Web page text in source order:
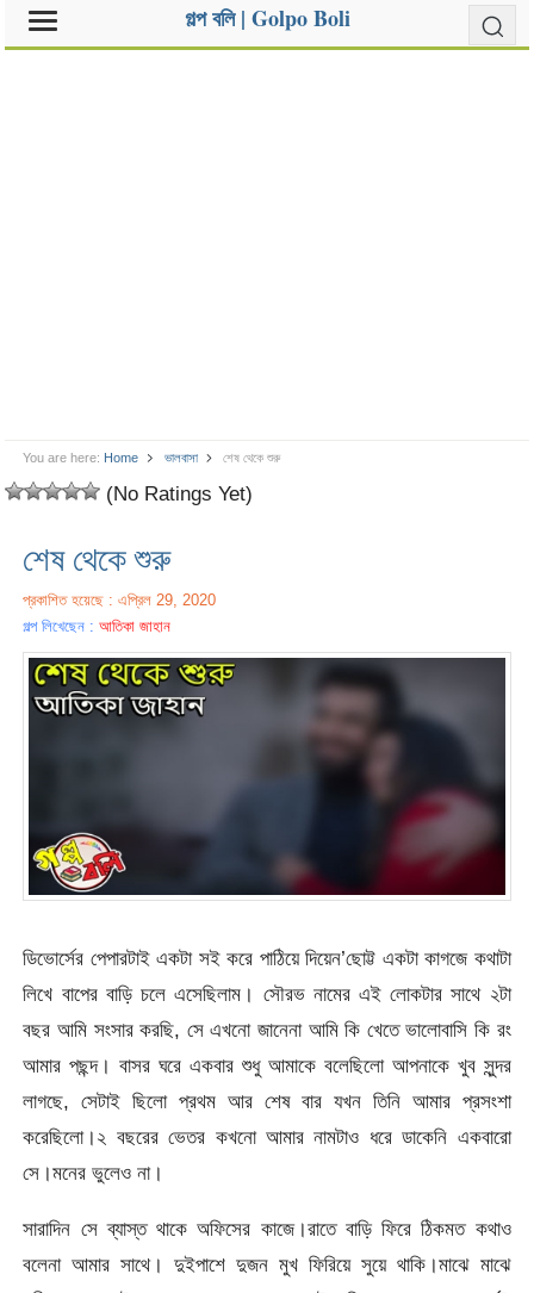
গল্প বলি | Golpo Boli
You are here: Home ভালবাসা শেষ থেকে শুরু
(No Ratings Yet)
শেষ থেকে শুরু
প্রকাশিত হয়েছে : এপ্রিল 29, 2020
গল্প লিখেছেন :আতিকা জাহান
ডিভোর্সের পেপারটাই একটা সই করে পাঠিয়ে দিয়েন’ছোট্ট একটা কাগজে কথাটা
লিখে বাপের বাড়ি চলে এসেছিলাম। সৌরভ নামের এই লোকটার সাথে ২টা
বছর আমি সংসার করছি, সে এখনো জানেনা আমি কি খেতে ভালোবাসি কি রং
আমার পছন্দ। বাসর ঘরে একবার শুধু আমাকে বলেছিলো আপনাকে খুব সুন্দর
লাগছে, সেটাই ছিলো প্রথম আর শেষ বার যখন তিনি আমার প্রসংশা
করেছিলো।২ বছরের ভেতর কখনো আমার নামটাও ধরে ডাকেনি একবারো
সে।মনের ভুলেও না।
সারাদিন সে ব্যাস্ত থাকে অফিসের কাজে।রাতে বাড়ি ফিরে ঠিকমত কথাও
বলেনা আমার সাথে। দুইপাশে দুজন মুখ ফিরিয়ে সুয়ে থাকি।মাঝে মাঝে